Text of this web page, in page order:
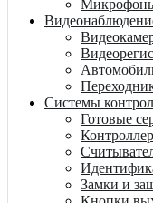
Системы
Готовые
Замки и